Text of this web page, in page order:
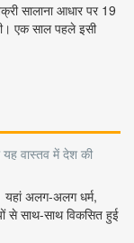
सालाना आधार पर 19
एक साल पहले इसी
यह वास्तव में देश की
यहां अलग-अलग धर्म,
से साथ-साथ विकसित हुई